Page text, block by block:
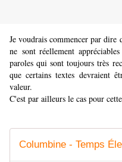
Je voudrais commencer par dire
ne sont réellement
paroles qui sont toujours très
que certains textes devraient
valeur.
C'est par ailleurs le cas pour
Columbine - Temps